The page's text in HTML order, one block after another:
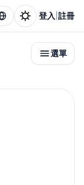
登入 註冊
選單